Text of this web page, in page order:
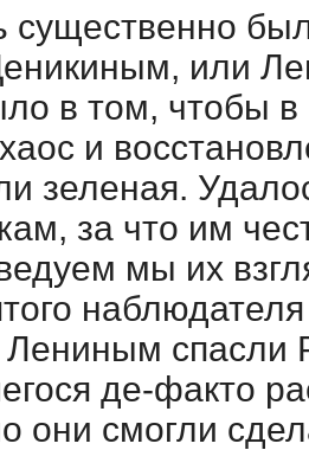
существенно
или
в том, чтобы
и
зеленая.
за что им
мы их
Лениным спасли
де-факто
они смогли